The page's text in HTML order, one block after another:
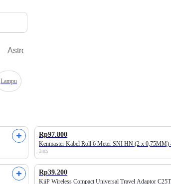
Astro Bakery
Lampu
Rp97.800
Kenmaster Kabel Roll 6 Meter SNI HN (2 x 0,75MM)
1pcs
Rp39.200
KiiP Wireless Compact Universal Travel Adaptor